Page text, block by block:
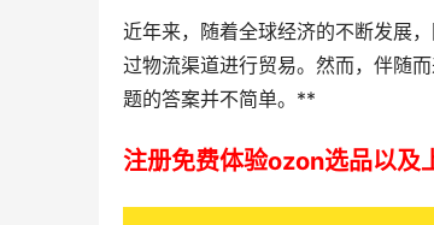
近年来，随着全球经济的不断发展
过物流渠道进行贸易。然而，伴随
题的答案并不简单。**
注册免费体验ozon选品以及